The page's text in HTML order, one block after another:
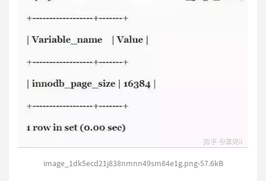
image_1dk5ecd21j838nmnn49sm84e1g.png-57.6kB